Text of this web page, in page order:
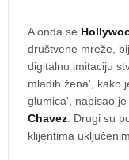
A onda se
društvene mreže,
digitalnu imitaciju
mladih žena', kako
glumica', napisao
Chavez . Drugi su
klijentima